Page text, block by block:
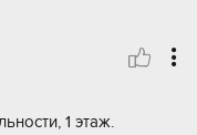
1 этаж.